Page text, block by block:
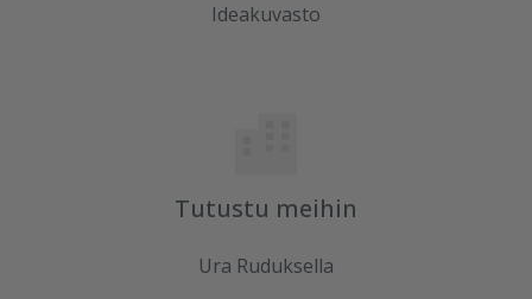
Ideakuvasto
Tutustu meihin
Ura Ruduksella